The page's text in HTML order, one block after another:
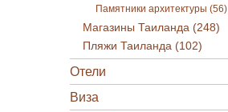
Памятники архитектуры (56)
Магазины Таиланда (248)
Пляжи Таиланда (102)
Отели
Виза